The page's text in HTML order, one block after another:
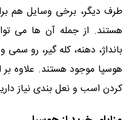
طرف دیگر، برخی وسایل هم
هستند. از جمله آن ها می
بانداژ، دهنه، کله گیر، رو
هوسپا موجود هستند. علاوه بر
کردن اسب و نعل بندی نیاز